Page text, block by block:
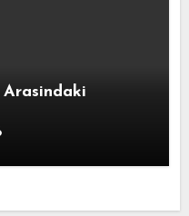
Arasindaki